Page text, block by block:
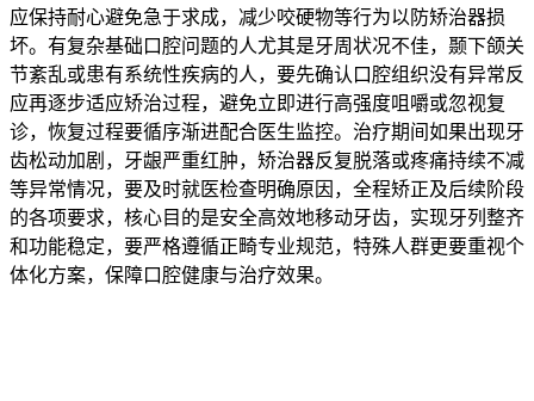
应保持耐心避免急于求成，减少咬硬物等行为以防矫治器损
坏。有复杂基础口腔问题的人尤其是牙周状况不佳，颞下颌关
节紊乱或患有系统性疾病的人，要先确认口腔组织没有异常反
应再逐步适应矫治过程，避免立即进行高强度咀嚼或忽视复
诊，恢复过程要循序渐进配合医生监控。治疗期间如果出现牙
齿松动加剧，牙龈严重红肿，矫治器反复脱落或疼痛持续不减
等异常情况，要及时就医检查明确原因，全程矫正及后续阶段
的各项要求，核心目的是安全高效地移动牙齿，实现牙列整齐
和功能稳定，要严格遵循正畸专业规范，特殊人群更要重视个
体化方案，保障口腔健康与治疗效果。